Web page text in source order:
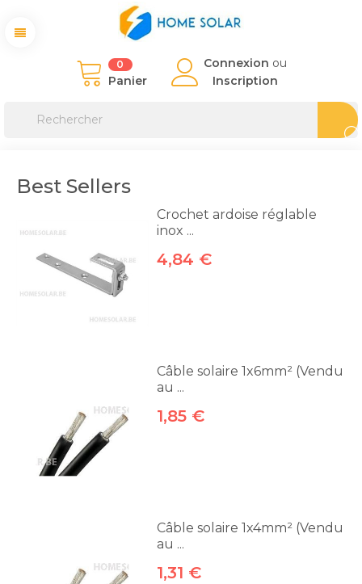
0
Panier
Connexion ou
Inscription
Best Sellers
Crochet ardoise réglable
inox ...
4,84 €
Câble solaire 1x6mm² (Vendu
au ...
1,85 €
Câble solaire 1x4mm² (Vendu
au ...
1,31 €